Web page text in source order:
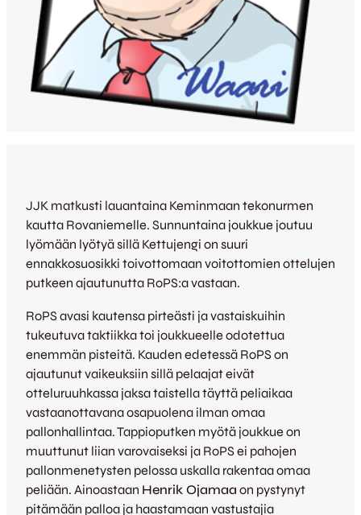
JJK matkusti lauantaina Keminmaan tekonurmen
kautta Rovaniemelle. Sunnuntaina joukkue joutuu
lyömään lyötyä sillä Kettujengi on suuri
ennakkosuosikki toivottomaan voitottomien ottelujen
putkeen ajautunutta RoPS:a vastaan.
RoPS avasi kautensa pirteästi ja vastaiskuihin
tukeutuva taktiikka toi joukkueelle odotettua
enemmän pisteitä. Kauden edetessä RoPS on
ajautunut vaikeuksiin sillä pelaajat eivät
otteluruuhkassa jaksa taistella täyttä peliaikaa
vastaanottavana osapuolena ilman omaa
pallonhallintaa. Tappioputken myötä joukkue on
muuttunut liian varovaiseksi ja RoPS ei pahojen
pallonmenetysten pelossa uskalla rakentaa omaa
peliään. Ainoastaan Henrik Ojamaa on pystynyt
pitämään palloa ja haastamaan vastustajia